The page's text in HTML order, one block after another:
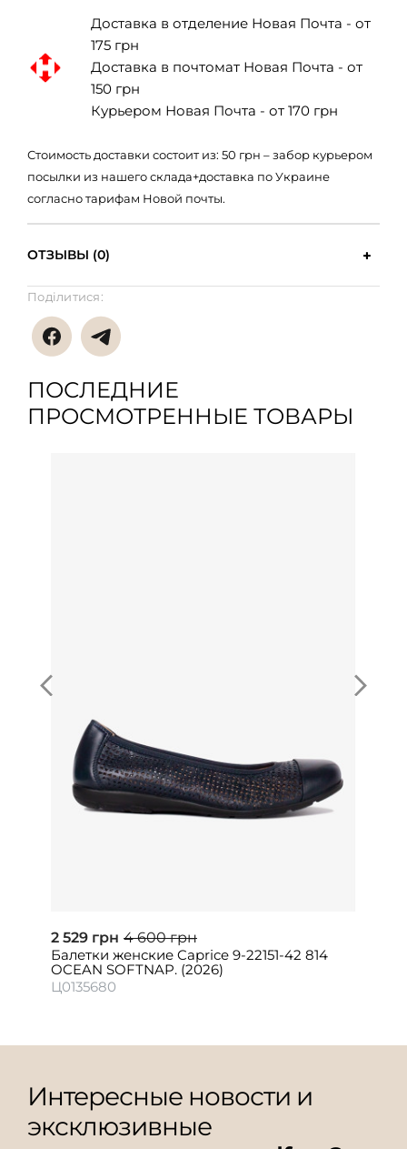
Доставка в отделение Новая Почта - от
175 грн
Доставка в почтомат Новая Почта - от
150 грн
Курьером Новая Почта - от 170 грн
Стоимость доставки состоит из: 50 грн – забор курьером
посылки из нашего склада+доставка по Украине
согласно тарифам Новой почты.
ОТЗЫВЫ (0)
Поділитися:
ПОСЛЕДНИЕ
ПРОСМОТРЕННЫЕ ТОВАРЫ
2 529 грн 4 600 грн
Балетки женские Caprice 9-22151-42 814
OCEAN SOFTNAP. (2026)
Ц0135680
Интересные новости и
эксклюзивные